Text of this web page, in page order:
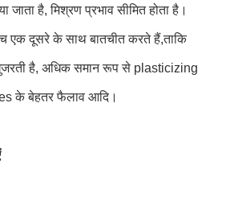
जाता है, मिश्रण प्रभाव सीमित होता है।
एक दूसरे के साथ बातचीत करते हैं,ताकि
है, अधिक समान रूप से plasticizing
के बेहतर फैलाव आदि।